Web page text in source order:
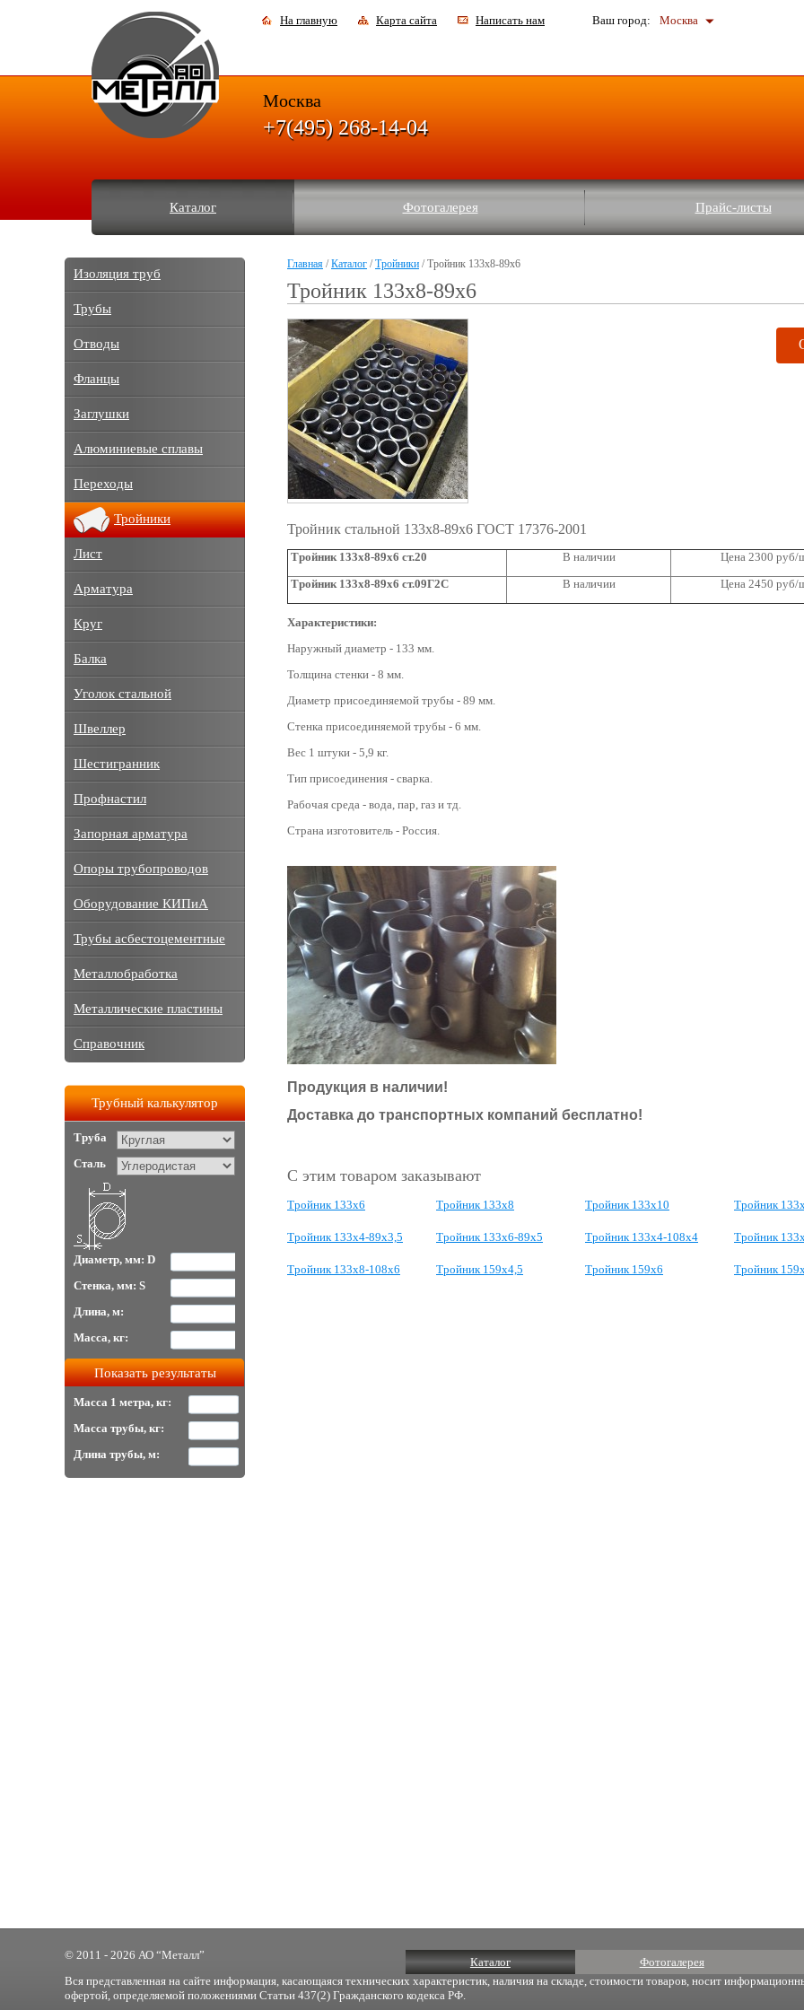
На главную Карта сайта Написать нам Ваш город: Москва
Каталог Фотогалерея Прайс-листы
Москва
+7(495) 268-14-04
Главная /Каталог /Тройники / Тройник 133х8-89х6
Тройник 133х8-89х6
Тройник стальной 133х8-89х6 ГОСТ 17376-2001
Тройник 133х8-89х6 ст.20 В наличии
Цена 2300 руб/
Тройник 133х8-89х6 ст.09Г2С
В наличии Цена 2450 руб/
Характеристики:
Наружный диаметр - 133 мм.
Толщина стенки - 8 мм.
Диаметр присоединяемой трубы - 89 мм.
Стенка присоединяемой трубы - 6 мм.
Вес 1 штуки - 5,9 кг.
Тип присоединения - сварка.
Рабочая среда - вода, пар, газ и тд.
Страна изготовитель - Россия.
Продукция в наличии!
Доставка до транспортных компаний бесплатно!
С этим товаром заказывают
Тройник 133х6 Тройник 133х8 Тройник 133х10 Тройник
Тройник 133х4-89х3,5 Тройник 133х6-89х5 Тройник 133х4-108х4 Тройник
Тройник 133х8-108х6 Тройник 159х4,5 Тройник 159х6 Тройник
Изоляция труб
Трубы
Отводы
Фланцы
Заглушки
Алюминиевые сплавы
Переходы
Тройники
Лист
Арматура
Круг
Балка
Уголок стальной
Швеллер
Шестигранник
Профнастил
Запорная арматура
Опоры трубопроводов
Оборудование КИПиА
Трубы асбестоцементные
Металлобработка
Металлические пластины
Справочник
Трубный калькулятор
Труба
Сталь
Диаметр, мм: D
Стенка, мм: S
Длина, м:
Масса, кг:
Масса 1 метра, кг:
Масса трубы, кг:
Длина трубы, м:
Каталог Фотогалерея
© 2011 - 2026 АО “Металл”
Вся представленная на сайте информация, касающаяся технических характеристик, наличия на складе, стоимости товаров, носит
офертой, определяемой положениями Статьи 437(2) Гражданского кодекса РФ.